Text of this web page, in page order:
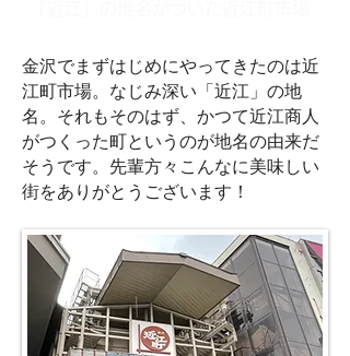
金沢でまずはじめにやってきたのは近
江町市場。なじみ深い「近江」の地
名。それもそのはず、かつて近江商人
がつくった町というのが地名の由来だ
そうです。先輩方々こんなに美味しい
街をありがとうございます！